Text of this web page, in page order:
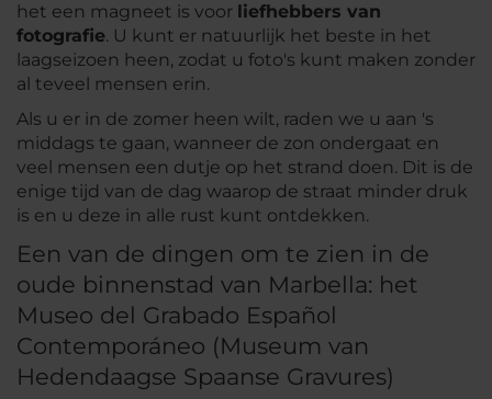
het een magneet is voor liefhebbers van
fotografie. U kunt er natuurlijk het beste in het
laagseizoen heen, zodat u foto's kunt maken zonder
al teveel mensen erin.
Als u er in de zomer heen wilt, raden we u aan 's
middags te gaan, wanneer de zon ondergaat en
veel mensen een dutje op het strand doen. Dit is de
enige tijd van de dag waarop de straat minder druk
is en u deze in alle rust kunt ontdekken.
Een van de dingen om te zien in de
oude binnenstad van Marbella: het
Museo del Grabado Español
Contemporáneo (Museum van
Hedendaagse Spaanse Gravures)